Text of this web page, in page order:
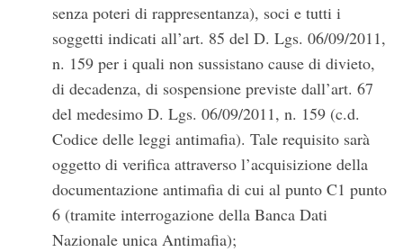
senza poteri di rappresentanza), soci e tutti i
soggetti indicati all’art. 85 del D. Lgs. 06/09/2011,
n. 159 per i quali non sussistano cause di divieto,
di decadenza, di sospensione previste dall’art. 67
del medesimo D. Lgs. 06/09/2011, n. 159 (c.d.
Codice delle leggi antimafia). Tale requisito sarà
oggetto di verifica attraverso l’acquisizione della
documentazione antimafia di cui al punto C1 punto
6 (tramite interrogazione della Banca Dati
Nazionale unica Antimafia);